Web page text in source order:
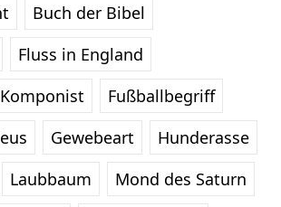
Buch der Bibel
Fluss in England
Fußballbegriff
Gewebeart
Hunderasse
Laubbaum Mond des Saturn